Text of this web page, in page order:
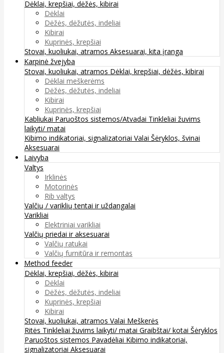
Dėklai, krepšiai, dėžės, kibirai
Dėklai
Dėžės, dėžutės, indeliai
Kibirai
Kuprinės, krepšiai
Stovai, kuoliukai, atramos Aksesuarai, kita įranga
Karpinė žvejyba
Stovai, kuoliukai, atramos Dėklai, krepšiai, dėžės, kibirai
Dėklai meškerėms
Dėžės, dėžutės, indeliai
Kibirai
Kuprinės, krepšiai
Kabliukai Paruoštos sistemos/Atvadai Tinkleliai žuvims
laikyti/ matai
Kibimo indikatoriai, signalizatoriai Valai Šėryklos, švinai
Aksesuarai
Laivyba
Valtys
Irklinės
Motorinės
Rib valtys
Valčių / variklių tentai ir uždangalai
Varikliai
Elektriniai varikliai
Valčių priedai ir aksesuarai
Valčių ratukai
Valčių furnitūra ir remontas
Method feeder
Dėklai, krepšiai, dėžės, kibirai
Dėklai
Dėžės, dėžutės, indeliai
Kuprinės, krepšiai
Kibirai
Stovai, kuoliukai, atramos Valai Meškerės
Ritės Tinkleliai žuvims laikyti/ matai Graibštai/ kotai Šėryklos
Paruoštos sistemos Pavadėliai Kibimo indikatoriai,
signalizatoriai Aksesuarai